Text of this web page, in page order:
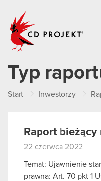
Typ
Start Inwestorzy
Raport
22 czerwca 2022
Temat: Ujawnienie
prawna: Art. 70 pkt 1